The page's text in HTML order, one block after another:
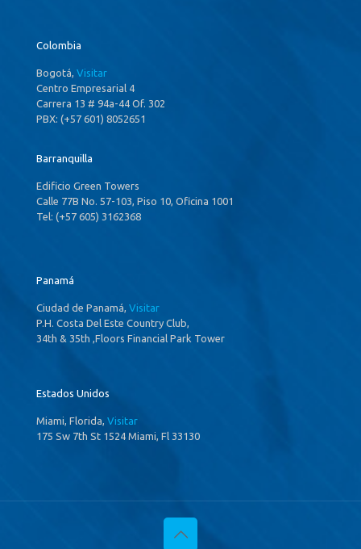
Colombia
Bogotá, Visitar
Centro Empresarial 4
Carrera 13 # 94a-44 Of. 302
PBX: (+57 601) 8052651
Barranquilla
Edificio Green Towers
Calle 77B No. 57-103, Piso 10, Oficina 1001
Tel: (+57 605) 3162368
Panamá
Ciudad de Panamá, Visitar
P.H. Costa Del Este Country Club,
34th & 35th ,Floors Financial Park Tower
Estados Unidos
Miami, Florida, Visitar
175 Sw 7th St 1524 Miami, Fl 33130